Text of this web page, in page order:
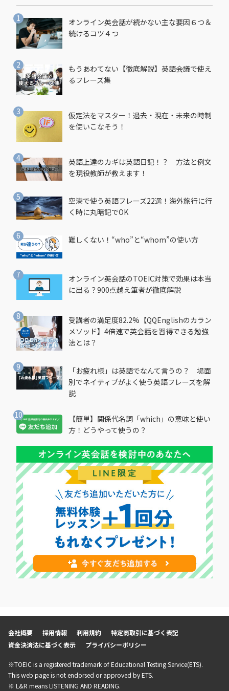
オンライン英会話が続かない主な要因６つ＆
続けるコツ４つ
もうあわてない【徹底解説】英語会議で使え
るフレーズ集
仮定法をマスター！過去・現在・未来の時制
を使いこなそう！
英語上達のカギは英語日記！？ 方法と例文
を現役教師が教えます！
空港で使う英語フレーズ22選！海外旅行に行
く時に丸暗記でOK
難しくない！“who”と“whom”の使い方
オンライン英会話のTOEIC対策で効果は本当
に出る？900点越え筆者が徹底解説
受講者の満足度82.2%【QQEnglishのカラン
メソッド】4倍速で英会話を習得できる勉強
法とは？
「お疲れ様」は英語でなんて言うの？ 場面
別でネイティブがよく使う英語フレーズを解
説
【簡単】関係代名詞「which」の意味と使い
方！どうやって使うの？
会社概要 採用情報 利用規約
特定商取引に基づく表記
資金決済法に基づく表示
プライバシーポリシー
※TOEIC is a registered trademark of Educational Testing Service(ETS).
This web page is not endorsed or approved by ETS.
※ L&R means LISTENING AND READING.